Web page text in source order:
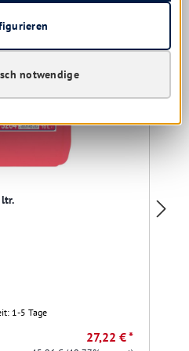
ltr.
1-5 Tage
27,22 € *
notwendige